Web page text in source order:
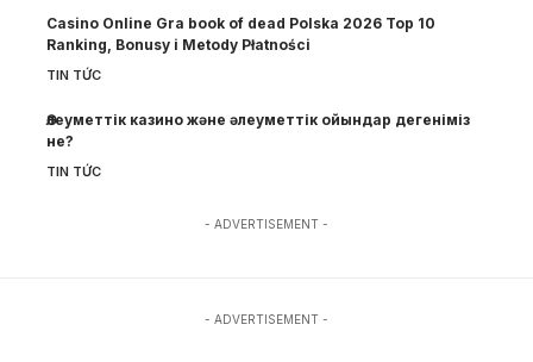
Casino Online Gra book of dead Polska 2026 Top 10
Ranking, Bonusy i Metody Płatności
TIN TỨC
Әлеуметтік казино және әлеуметтік ойындар дегеніміз
не?
TIN TỨC
- ADVERTISEMENT -
- ADVERTISEMENT -